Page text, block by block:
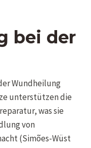
bei der
Wundheilung
unterstützen die
was sie
von
(Simões-Wüst